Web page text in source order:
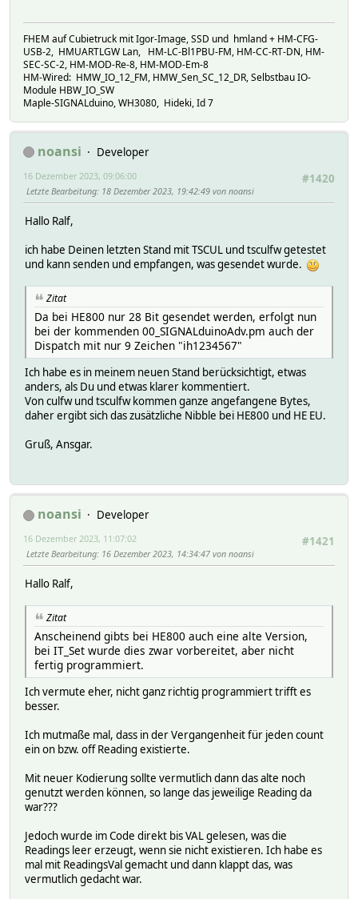
FHEM auf Cubietruck mit Igor-Image, SSD und hmland + HM-CFG-
USB-2, HMUARTLGW Lan, HM-LC-Bl1PBU-FM, HM-CC-RT-DN, HM-
SEC-SC-2, HM-MOD-Re-8, HM-MOD-Em-8
HM-Wired: HMW_IO_12_FM, HMW_Sen_SC_12_DR, Selbstbau IO-
Module HBW_IO_SW
Maple-SIGNALduino, WH3080, Hideki, Id 7
noansi
Developer
#1420
16 Dezember 2023, 09:06:00
Letzte Bearbeitung: 18 Dezember 2023, 19:42:49 von noansi
Hallo Ralf,
ich habe Deinen letzten Stand mit TSCUL und tsculfw getestet
und kann senden und empfangen, was gesendet wurde.
Zitat
Da bei HE800 nur 28 Bit gesendet werden, erfolgt nun
bei der kommenden 00_SIGNALduinoAdv.pm auch der
Dispatch mit nur 9 Zeichen "ih1234567"
Ich habe es in meinem neuen Stand berücksichtigt, etwas
anders, als Du und etwas klarer kommentiert.
Von culfw und tsculfw kommen ganze angefangene Bytes,
daher ergibt sich das zusätzliche Nibble bei HE800 und HE EU.
Gruß, Ansgar.
noansi
Developer
#1421
16 Dezember 2023, 11:07:02
Letzte Bearbeitung: 16 Dezember 2023, 14:34:47 von noansi
Hallo Ralf,
Zitat
Anscheinend gibts bei HE800 auch eine alte Version,
bei IT_Set wurde dies zwar vorbereitet, aber nicht
fertig programmiert.
Ich vermute eher, nicht ganz richtig programmiert trifft es
besser.
Ich mutmaße mal, dass in der Vergangenheit für jeden count
ein on bzw. off Reading existierte.
Mit neuer Kodierung sollte vermutlich dann das alte noch
genutzt werden können, so lange das jeweilige Reading da
war???
Jedoch wurde im Code direkt bis VAL gelesen, was die
Readings leer erzeugt, wenn sie nicht existieren. Ich habe es
mal mit ReadingsVal gemacht und dann klappt das, was
vermutlich gedacht war.